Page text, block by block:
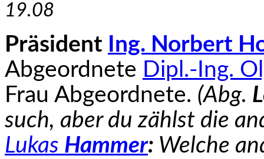
19.08
Präsident
Ing. Norbert
Abgeordnete Dipl.-Ing.
Frau Abgeordnete. (Abg.
such, aber du zählst die
Lukas Hammer: Welche